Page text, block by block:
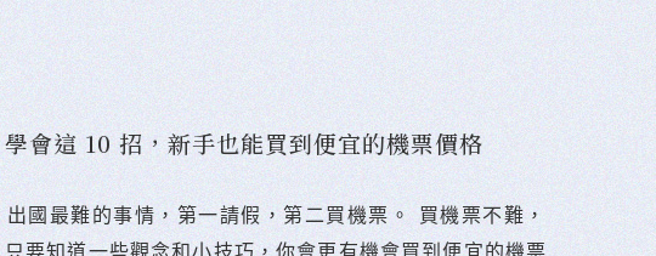
學會這 10 招，新手也能買到便宜的機票價格
󠀠出國最難的事情，第一請假，第二買機票。 󠀠買機票不難，